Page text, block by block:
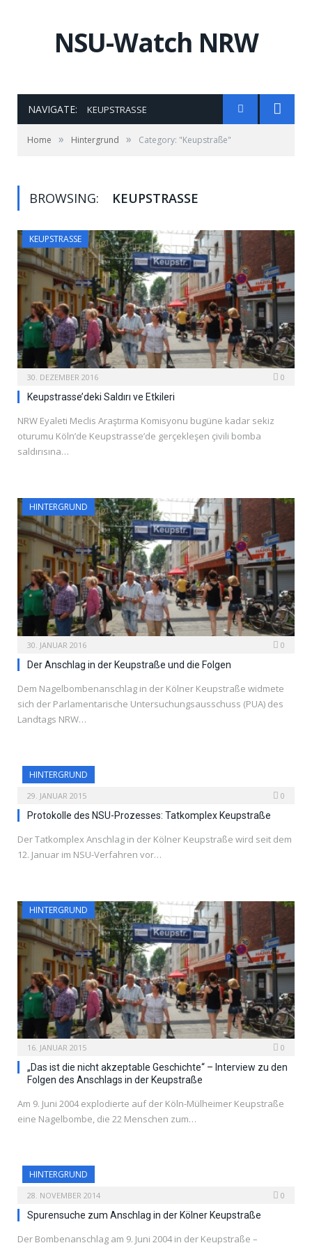
NSU-Watch NRW
NAVIGATE: KEUPSTRASSE
Home » Hintergrund » Category: "Keupstraße"
BROWSING: KEUPSTRASSE
KEUPSTRASSE
30. DEZEMBER 2016 0
Keupstrasse’deki Saldırı ve Etkileri
NRW Eyaleti Meclis Araştırma Komisyonu bugüne kadar sekiz
oturumu Köln’de Keupstrasse’de gerçekleşen çivili bomba
saldırısına…
HINTERGRUND
30. JANUAR 2016 0
Der Anschlag in der Keupstraße und die Folgen
Dem Nagelbombenanschlag in der Kölner Keupstraße widmete
sich der Parlamentarische Untersuchungsausschuss (PUA) des
Landtags NRW…
HINTERGRUND
29. JANUAR 2015 0
Protokolle des NSU-Prozesses: Tatkomplex Keupstraße
Der Tatkomplex Anschlag in der Kölner Keupstraße wird seit dem
12. Januar im NSU-Verfahren vor…
HINTERGRUND
16. JANUAR 2015 0
„Das ist die nicht akzeptable Geschichte“ – Interview zu den
Folgen des Anschlags in der Keupstraße
Am 9. Juni 2004 explodierte auf der Köln-Mülheimer Keupstraße
eine Nagelbombe, die 22 Menschen zum…
HINTERGRUND
28. NOVEMBER 2014 0
Spurensuche zum Anschlag in der Kölner Keupstraße
Der Bombenanschlag am 9. Juni 2004 in der Keupstraße –